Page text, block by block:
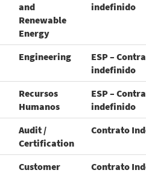
and
Renewable
Energy
indefinido
Engineering
ESP –
indefinido
Recursos
Humanos
ESP –
indefinido
Audit /
Certification
Contrato
Customer
Contrato